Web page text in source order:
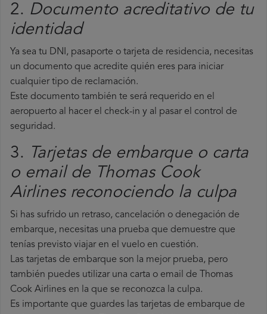
2. Documento acreditativo de tu
identidad
Ya sea tu DNI, pasaporte o tarjeta de residencia, necesitas
un documento que acredite quién eres para iniciar
cualquier tipo de reclamación.
Este documento también te será requerido en el
aeropuerto al hacer el check-in y al pasar el control de
seguridad.
3.
Tarjetas de embarque o carta
o email de Thomas Cook
Airlines reconociendo la culpa
Si has sufrido un retraso, cancelación o denegación de
embarque, necesitas una prueba que demuestre que
tenías previsto viajar en el vuelo en cuestión.
Las tarjetas de embarque son la mejor prueba, pero
también puedes utilizar una carta o email de Thomas
Cook Airlines en la que se reconozca la culpa.
Es importante que guardes las tarjetas de embarque de